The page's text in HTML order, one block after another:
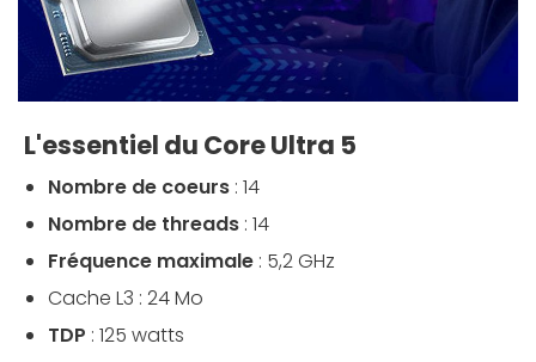
L'essentiel du Core Ultra 5
Nombre de coeurs : 14
Nombre de threads : 14
Fréquence maximale : 5,2 GHz
Cache L3 : 24 Mo
TDP : 125 watts